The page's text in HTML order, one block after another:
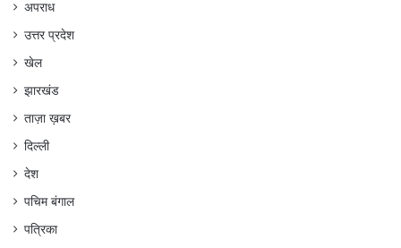
अपराध
उत्तर प्रदेश
खेल
झारखंड
ताज़ा ख़बर
दिल्ली
देश
पचिम बंगाल
पत्रिका